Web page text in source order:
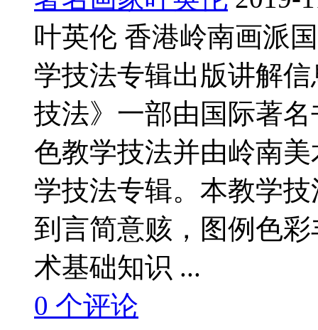
叶英伦 香港岭南画派
学技法专辑出版讲解
技法》一部由国际著
色教学技法并由岭南
学技法专辑。本教学
到言简意赅，图例色
术基础知识 ...
0 个评论